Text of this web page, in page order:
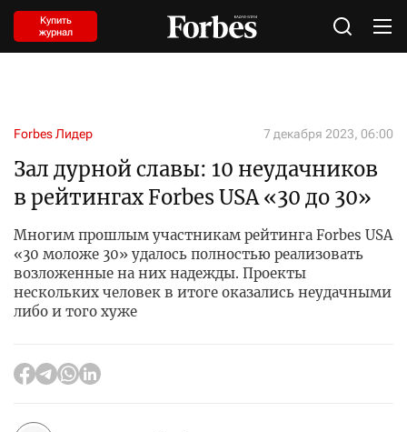
Купить
журнал
Forbes Лидер 7 декабря 2023, 06:00
Зал дурной славы: 10 неудачников
в рейтингах Forbes USA «30 до 30»
Многим прошлым участникам рейтинга Forbes USA
«30 моложе 30» удалось полностью реализовать
возложенные на них надежды. Проекты
нескольких человек в итоге оказались неудачными
либо и того хуже